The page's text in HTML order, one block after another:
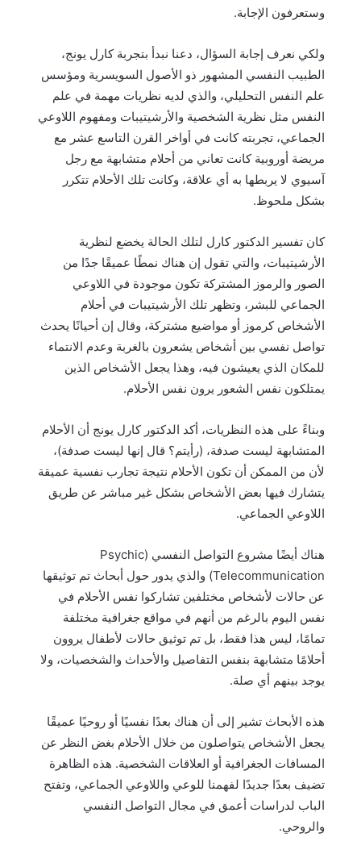
وستعرفون الإجابة.
ولكي نعرف إجابة السؤال، دعنا نبدأ بتجربة كارل يونج،
الطبيب النفسي المشهور ذو الأصول السويسرية ومؤسس
علم النفس التحليلي، والذي لديه نظريات مهمة في علم
النفس مثل نظرية الشخصية والأرشيتيبات ومفهوم اللاوعي
الجماعي، تجربته كانت في أواخر القرن التاسع عشر مع
مريضة أوروبية كانت تعاني من أحلام متشابهة مع رجل
آسيوي لا يربطها به أي علاقة، وكانت تلك الأحلام تتكرر
بشكل ملحوظ.
كان تفسير الدكتور كارل لتلك الحالة يخضع لنظرية
الأرشيتيبات، والتي تقول إن هناك نمطًا عميقًا جدًا من
الصور والرموز المشتركة تكون موجودة في اللاوعي
الجماعي للبشر، وتظهر تلك الأرشيتيبات في أحلام
الأشخاص كرموز أو مواضيع مشتركة، وقال إن أحيانًا يحدث
تواصل نفسي بين أشخاص يشعرون بالغربة وعدم الانتماء
للمكان الذي يعيشون فيه، وهذا يجعل الأشخاص الذين
يمتلكون نفس الشعور يرون نفس الأحلام.
وبناءً على هذه النظريات، أكد الدكتور كارل يونج أن الأحلام
المتشابهة ليست صدفة، (رأيتم؟ قال إنها ليست صدفة)،
لأن من الممكن أن تكون الأحلام نتيجة تجارب نفسية عميقة
يتشارك فيها بعض الأشخاص بشكل غير مباشر عن طريق
اللاوعي الجماعي.
هناك أيضًا مشروع التواصل النفسي (Psychic
Telecommunication) والذي يدور حول أبحاث تم توثيقها
عن حالات لأشخاص مختلفين تشاركوا نفس الأحلام في
نفس اليوم بالرغم من أنهم في مواقع جغرافية مختلفة
تمامًا، ليس هذا فقط، بل تم توثيق حالات لأطفال يروون
أحلامًا متشابهة بنفس التفاصيل والأحداث والشخصيات، ولا
يوجد بينهم أي صلة.
هذه الأبحاث تشير إلى أن هناك بعدًا نفسيًا أو روحيًا عميقًا
يجعل الأشخاص يتواصلون من خلال الأحلام بغض النظر عن
المسافات الجغرافية أو العلاقات الشخصية. هذه الظاهرة
تضيف بعدًا جديدًا لفهمنا للوعي واللاوعي الجماعي، وتفتح
الباب لدراسات أعمق في مجال التواصل النفسي
والروحي.